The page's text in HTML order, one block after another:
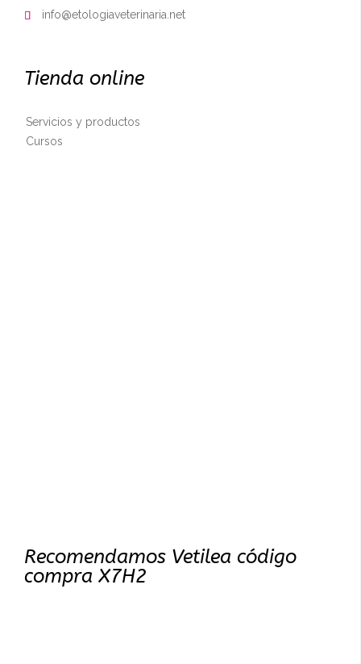
 info@etologiaveterinaria.net
Tienda online
Servicios y productos
Cursos
Recomendamos Vetilea código
compra X7H2